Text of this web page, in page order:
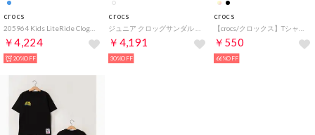
crocs
￥4,224
20%OFF
crocs
￥4,191
30%OFF
crocs
￥550
66%OFF